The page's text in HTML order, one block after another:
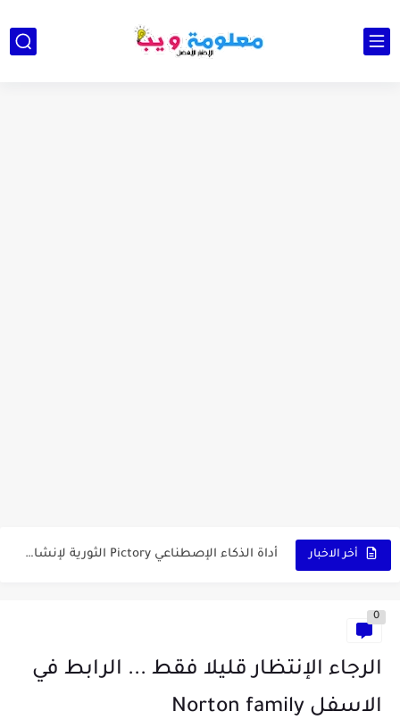
أخر الاخبار أول لابتوب قابل للطي من هواوي! MateBook X Fold Ultimate...
0
الرجاء الإنتظار قليلا فقط ... الرابط في
الاسفل Norton family